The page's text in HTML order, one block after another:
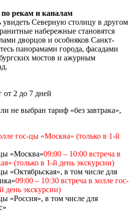
по рекам и каналам
увидеть Северную столицу в другом
набережные становятся
дворцов и особняков Санкт-
панорамами города, фасадами
мостов и ажурным
не выбран тариф «без завтрака»,
гос-цы «Москва» (только в 1-й
«Москва»09:00 – 10:00 встреча в
(только в 1-й день экскурсии)
«Октябрьская», в том числе для
09:00 – 10:30 встреча в холле гос-
день экскурсии)
«Россия», в том числе для